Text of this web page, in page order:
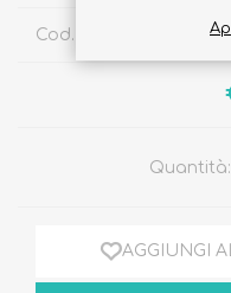
Cod. Sku:
Quantità:
AGGIUNGI